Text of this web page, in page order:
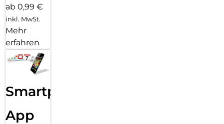
ab 0,99 €
inkl. MwSt.
Mehr
erfahren
Smartphone
App